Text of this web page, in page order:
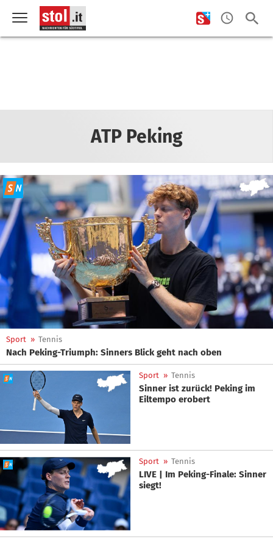
ATP Peking
Sport » Tennis
Nach Peking-Triumph: Sinners Blick geht nach oben
Sport » Tennis
Sinner ist zurück! Peking im
Eiltempo erobert
Sport » Tennis
LIVE | Im Peking-Finale: Sinner
siegt!